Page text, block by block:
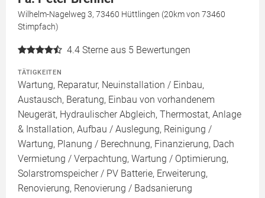
Wilhelm-Nagelweg 3, 73460 Hüttlingen (20km von 73460
Stimpfach)
4.4 Sterne aus 5 Bewertungen
TÄTIGKEITEN
Wartung, Reparatur, Neuinstallation / Einbau,
Austausch, Beratung, Einbau von vorhandenem
Neugerät, Hydraulischer Abgleich, Thermostat, Anlage
& Installation, Aufbau / Auslegung, Reinigung /
Wartung, Planung / Berechnung, Finanzierung, Dach
Vermietung / Verpachtung, Wartung / Optimierung,
Solarstromspeicher / PV Batterie, Erweiterung,
Renovierung, Renovierung / Badsanierung